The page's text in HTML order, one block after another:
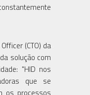
(CTO) da
solução com
"HID nos
que se
os processos